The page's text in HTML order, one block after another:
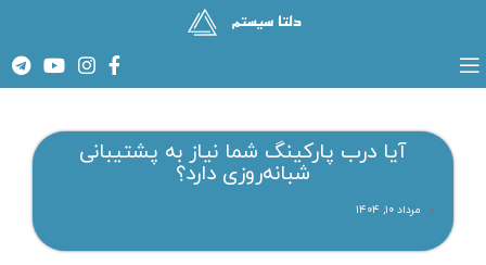
آیا درب پارکینگ شما نیاز به پشتیبانی
شبانه‌روزی دارد؟
مرداد ۱۰, ۱۴۰۴